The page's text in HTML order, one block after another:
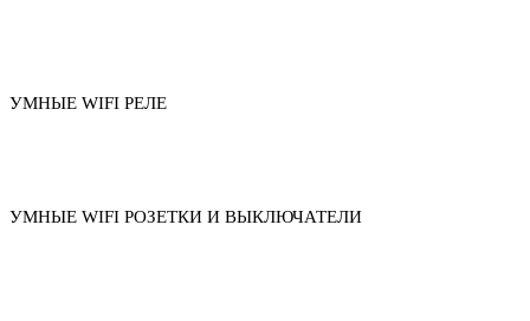
УМНЫЕ WIFI РЕЛЕ
УМНЫЕ WIFI РОЗЕТКИ И ВЫКЛЮЧАТЕЛИ